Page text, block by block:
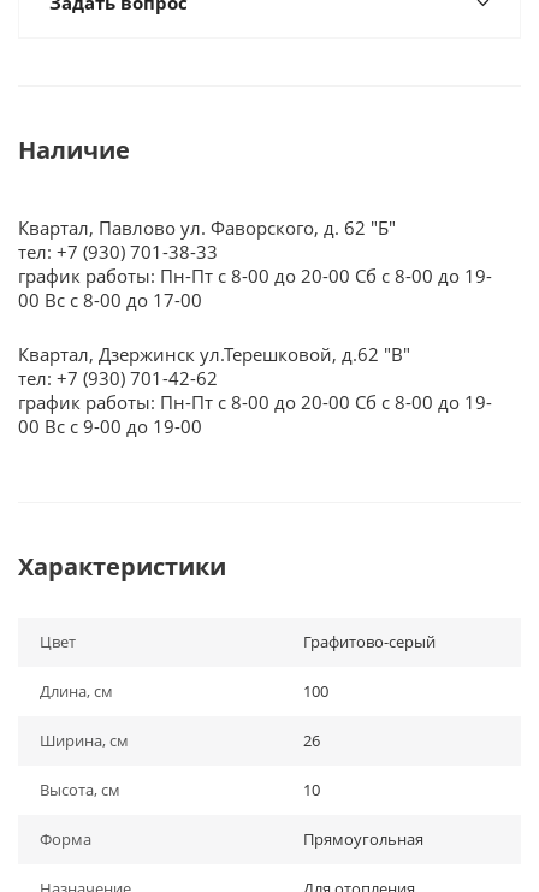
Наличие
Квартал, Павлово ул. Фаворского, д. 62 "Б"
тел: +7 (930) 701-38-33
график работы: Пн-Пт с 8-00 до 20-00 Сб с 8-00 до 19-
00 Вс с 8-00 до 17-00
Квартал, Дзержинск ул.Терешковой, д.62 "В"
тел: +7 (930) 701-42-62
график работы: Пн-Пт с 8-00 до 20-00 Сб с 8-00 до 19-
00 Вс с 9-00 до 19-00
Характеристики
Цвет Графитово-серый
Длина, см 100
Ширина, см 26
Высота, см 10
Форма Прямоугольная